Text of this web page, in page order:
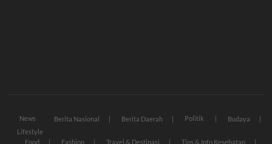
News Berita Nasional Berita Daerah Politik
Budaya
Lifestyle
Food
Fashion Travel & Destinasi Tips & Info Kesehatan